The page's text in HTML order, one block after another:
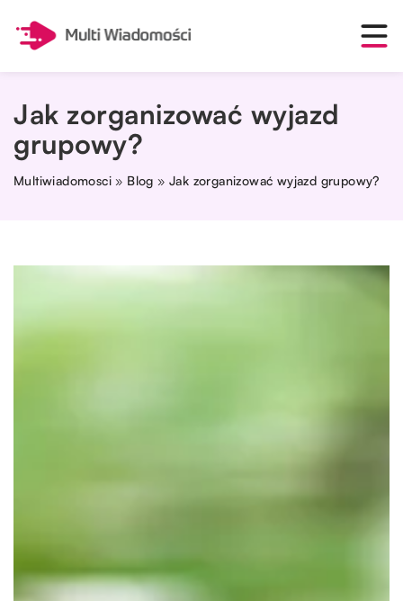
Jak zorganizować wyjazd
grupowy?
Multiwiadomosci » Blog »Jak zorganizować wyjazd grupowy?